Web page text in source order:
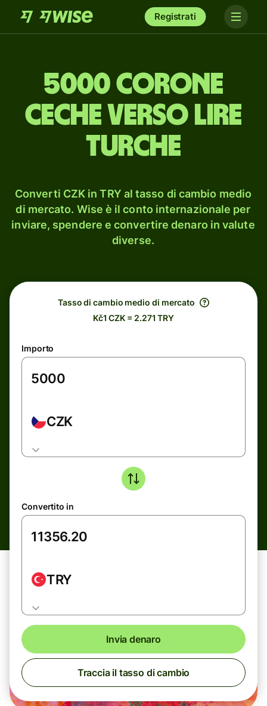
Registrati
5000 corone
ceche verso lire
turche
Converti CZK in TRY al tasso di cambio medio
di mercato. Wise è il conto internazionale per
inviare, spendere e convertire denaro in valute
diverse.
Tasso di cambio medio di mercato
Kč1 CZK = 2.271 TRY
Importo
CZK
Convertito in
TRY
Invia denaro
Traccia il tasso di cambio